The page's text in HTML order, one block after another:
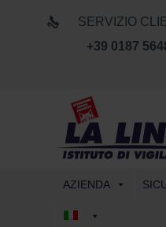
SERVIZIO
+39 0187
AZIENDA